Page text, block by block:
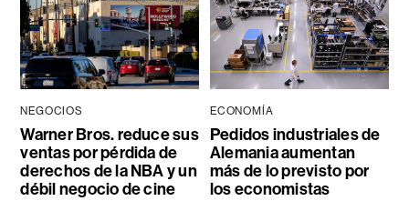
NEGOCIOS
Warner Bros. reduce sus
ventas por pérdida de
derechos de la NBA y un
débil negocio de cine
ECONOMÍA
Pedidos industriales de
Alemania aumentan
más de lo previsto por
los economistas